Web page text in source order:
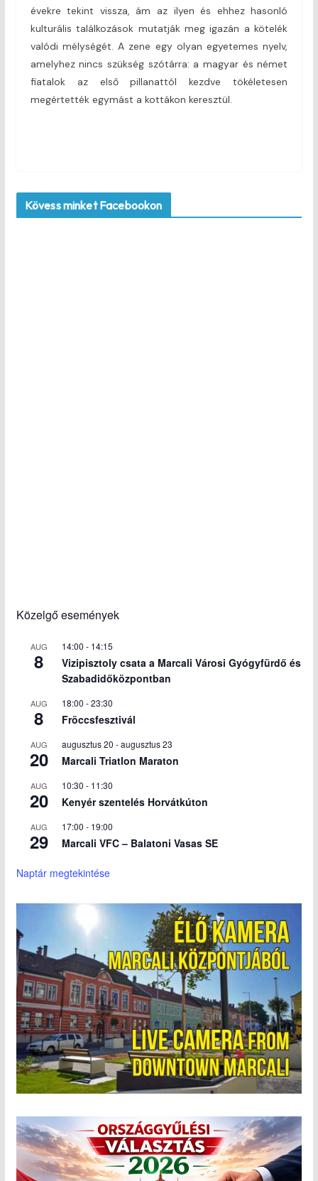
évekre tekint vissza, ám az ilyen és ehhez hasonló
kulturális találkozások mutatják meg igazán a kötelék
valódi mélységét. A zene egy olyan egyetemes nyelv,
amelyhez nincs szükség szótárra: a magyar és német
fiatalok az első pillanattól kezdve tökéletesen
megértették egymást a kottákon keresztül.
Kövess minket Facebookon
Közelgő események
AUG
8
14:00 - 14:15
Vizipisztoly csata a Marcali Városi Gyógyfürdő és
Szabadidőközpontban
AUG
8
18:00 -23:30
Fröccsfesztivál
AUG
20
augusztus 20 -augusztus 23
Marcali Triatlon Maraton
AUG
20
10:30 - 11:30
Kenyér szentelés Horvátkúton
AUG
29
17:00 - 19:00
Marcali VFC – Balatoni Vasas SE
Naptár megtekintése